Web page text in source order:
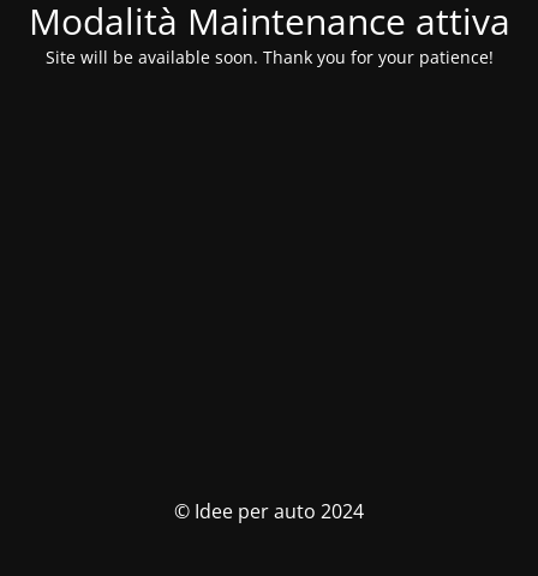
Modalità Maintenance attiva
Site will be available soon. Thank you for your patience!
© Idee per auto 2024